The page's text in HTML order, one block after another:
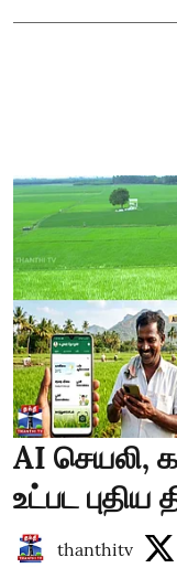
AI செயலி,
உட்பட புதிய
thanthitv